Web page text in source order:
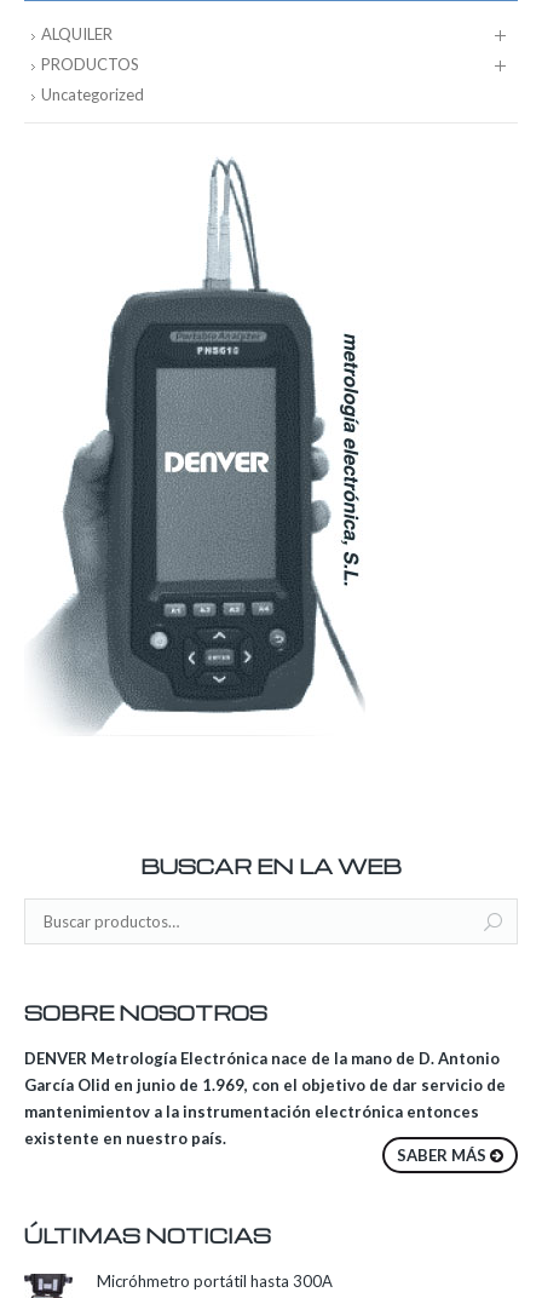
ALQUILER
PRODUCTOS
Uncategorized
BUSCAR EN LA WEB
SOBRE NOSOTROS
DENVER Metrología Electrónica nace de la mano de D. Antonio
García Olid en junio de 1.969, con el objetivo de dar servicio de
mantenimientov a la instrumentación electrónica entonces
existente en nuestro país.
SABER MÁS
ÚLTIMAS NOTICIAS
Micróhmetro portátil hasta 300A